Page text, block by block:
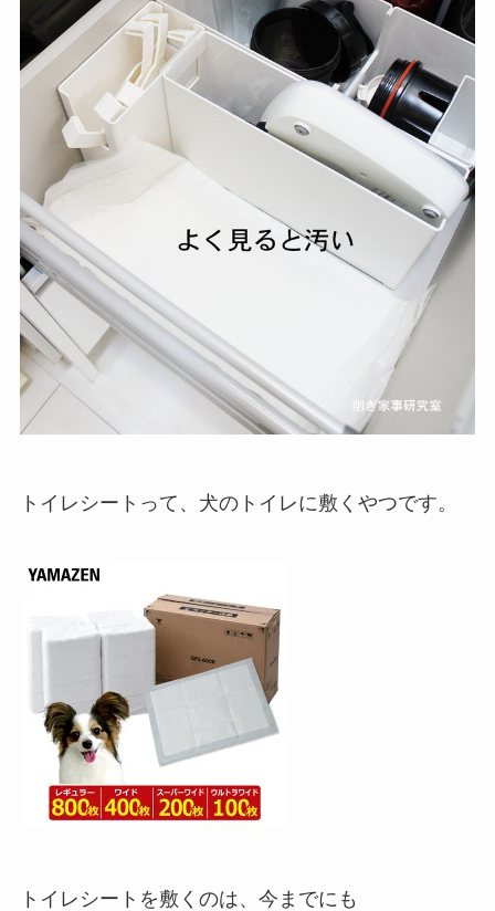
トイレシートって、犬のトイレに敷くやつです。
トイレシートを敷くのは、今までにも